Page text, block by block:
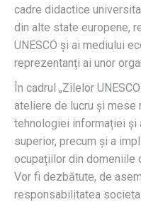
cadre didactice
din alte state europene,
UNESCO și ai mediului
reprezentanți ai unor
În cadrul „Zilelor
ateliere de lucru și
tehnologiei informației și
superior, precum și a
ocupațiilor din domeniile
Vor fi dezbătute, de
responsabilitatea